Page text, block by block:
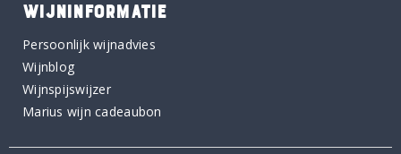
WIJNINFORMATIE
Persoonlijk wijnadvies
Wijnblog
Wijnspijswijzer
Marius wijn cadeaubon